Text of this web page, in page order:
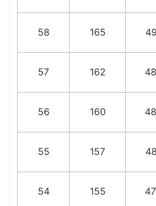
58 165
57 162
56 160
55 157
54 155